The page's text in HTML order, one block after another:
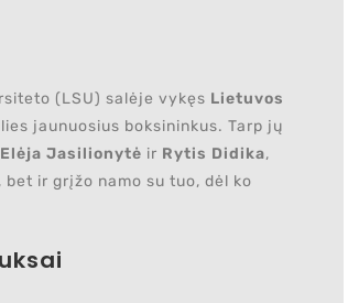
(LSU) salėje vykęs Lietuvos
jaunuosius boksininkus. Tarp jų
Elėja Jasilionytė ir Rytis Didika,
ir grįžo namo su tuo, dėl ko